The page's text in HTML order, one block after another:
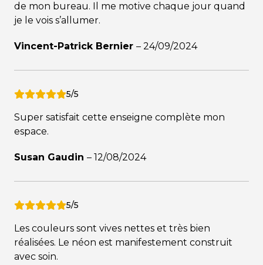
de mon bureau. Il me motive chaque jour quand
je le vois s’allumer.
Vincent-Patrick Bernier – 24/09/2024
5/5
Super satisfait cette enseigne complète mon
espace.
Susan Gaudin – 12/08/2024
5/5
Les couleurs sont vives nettes et très bien
réalisées. Le néon est manifestement construit
avec soin.